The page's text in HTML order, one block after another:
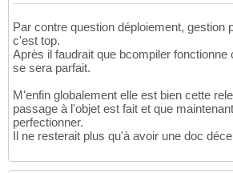
Par contre question déploiement, gestion
c'est top.
Après il faudrait que bcompiler
se sera parfait.
M'enfin globalement elle est bien cette
passage à l'objet est fait et que
perfectionner.
Il ne resterait plus qu'à avoir une doc